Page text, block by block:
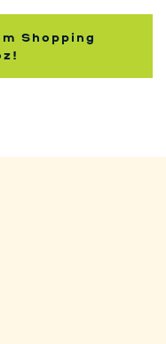
Shopping